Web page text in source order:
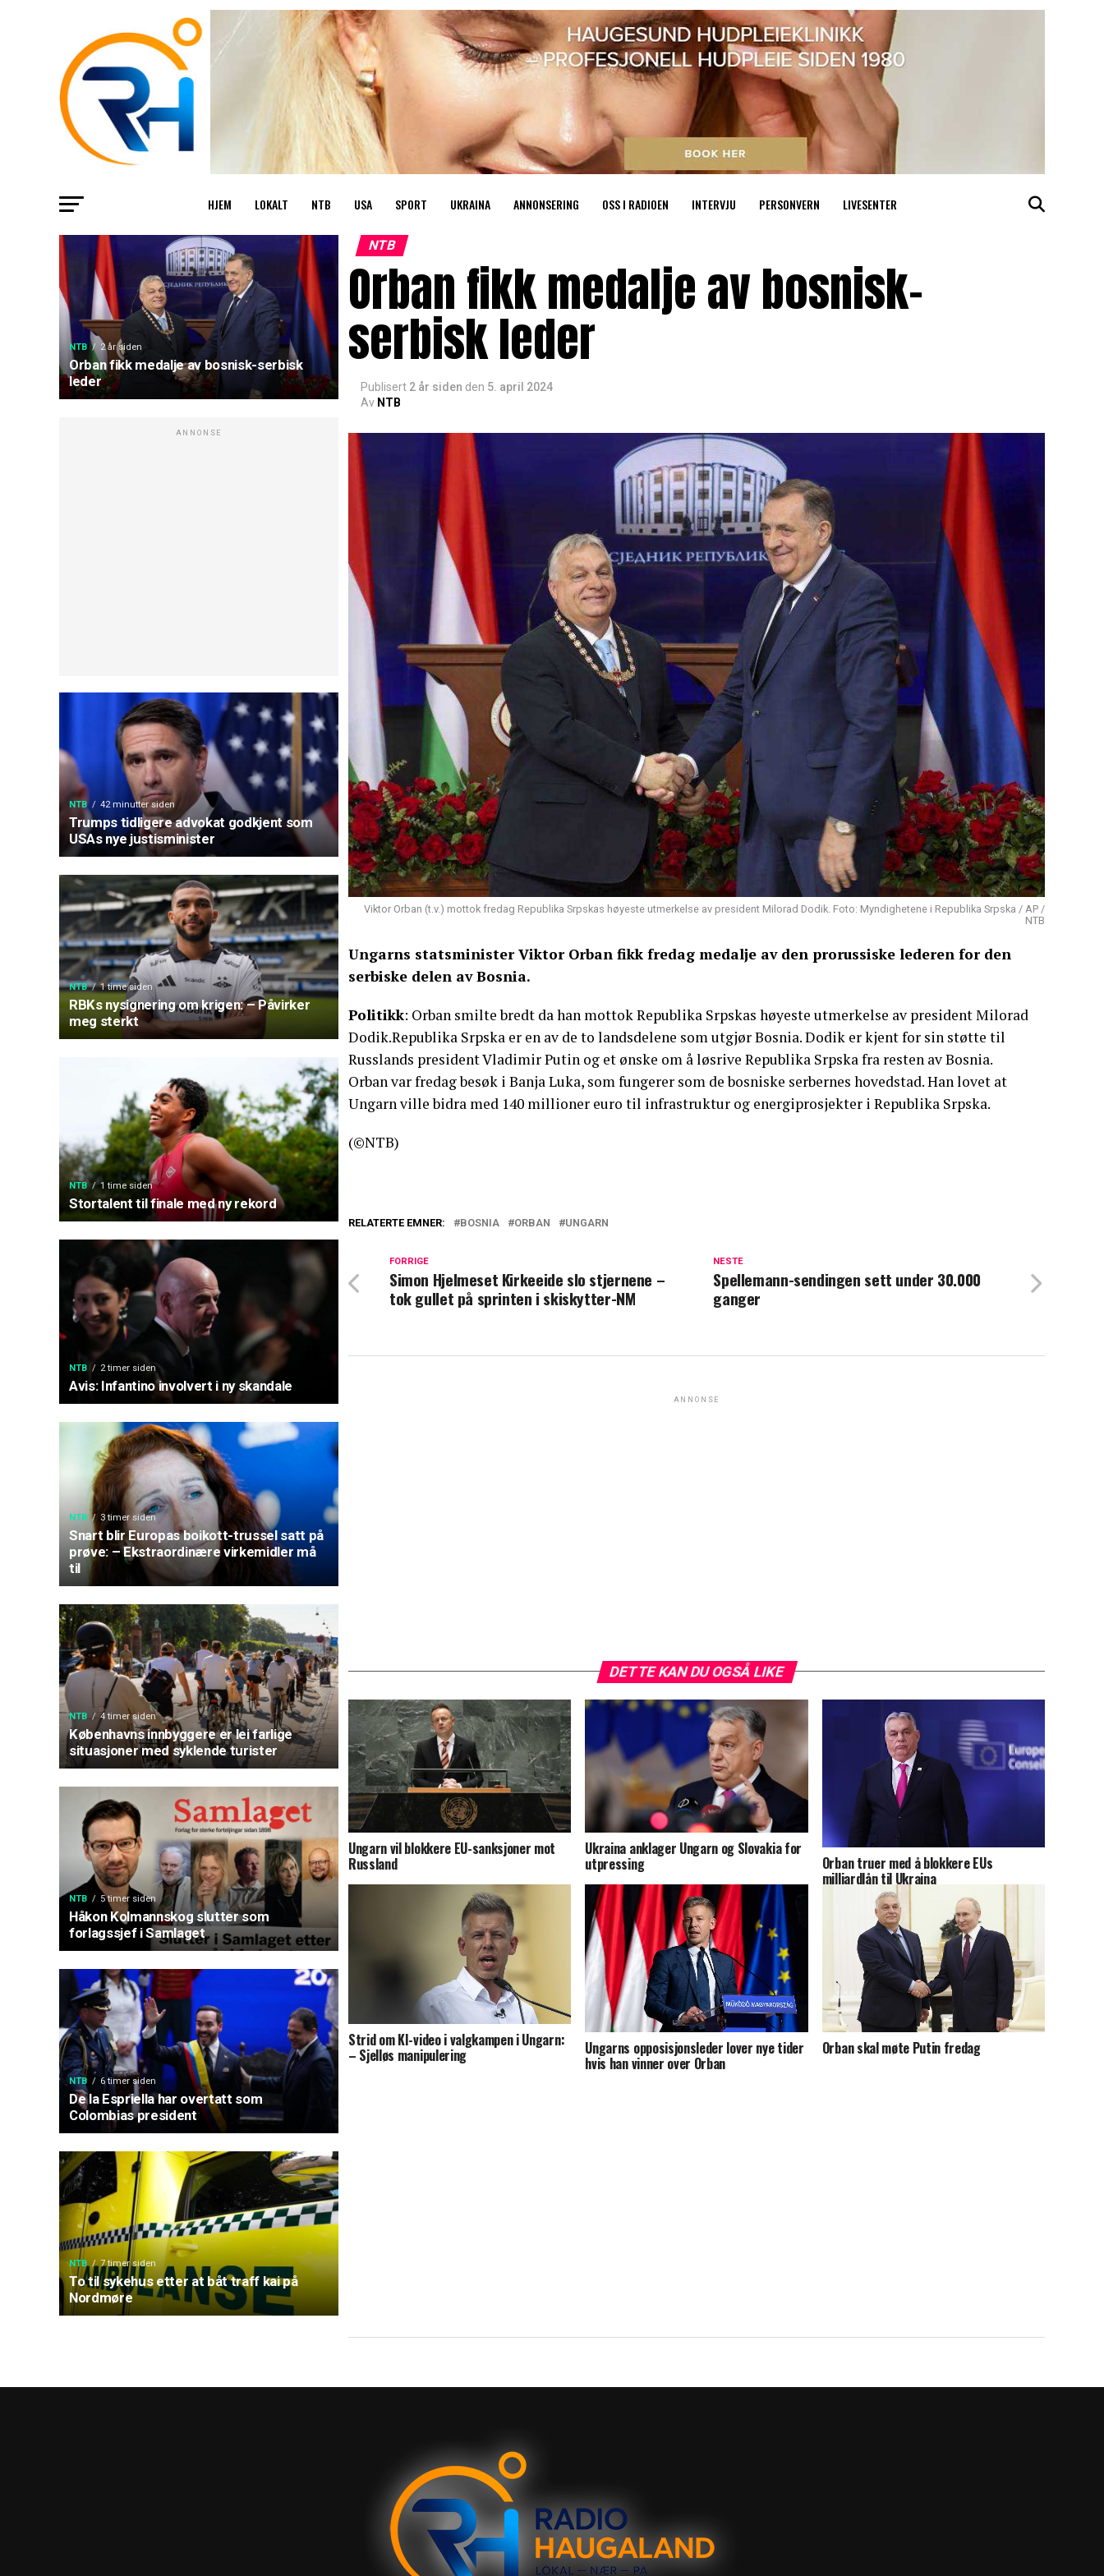
HJEM LOKALT NTB USA SPORT UKRAINA ANNONSERING OSS I RADIOEN INTERVJU PERSONVERN LIVESENTER
NTB 2 år siden
Orban fikk medalje av bosnisk-serbisk
leder
ANNONSE
NTB 42 minutter siden
Trumps tidligere advokat godkjent som
USAs nye justisminister
NTB 1 time siden
RBKs nysignering om krigen: – Påvirker
meg sterkt
NTB 1 time siden
Stortalent til finale med ny rekord
NTB 2 timer siden
Avis: Infantino involvert i ny skandale
NTB 3 timer siden
Snart blir Europas boikott-trussel satt på
prøve: – Ekstraordinære virkemidler må
til
NTB 4 timer siden
Københavns innbyggere er lei farlige
situasjoner med syklende turister
NTB 5 timer siden
Håkon Kolmannskog slutter som
forlagssjef i Samlaget
NTB 6 timer siden
De la Espriella har overtatt som
Colombias president
NTB 7 timer siden
To til sykehus etter at båt traff kai på
Nordmøre
NTB
Orban fikk medalje av bosnisk-
serbisk leder
Publisert 2 år siden den 5. april 2024
Av NTB
Viktor Orban (t.v.) mottok fredag Republika Srpskas høyeste utmerkelse av president Milorad Dodik. Foto: Myndighetene i Republika Srpska / AP /
NTB
Ungarns statsminister Viktor Orban fikk fredag medalje av den prorussiske lederen for den
serbiske delen av Bosnia.
Politikk: Orban smilte bredt da han mottok Republika Srpskas høyeste utmerkelse av president Milorad
Dodik.Republika Srpska er en av de to landsdelene som utgjør Bosnia. Dodik er kjent for sin støtte til
Russlands president Vladimir Putin og et ønske om å løsrive Republika Srpska fra resten av Bosnia.
Orban var fredag besøk i Banja Luka, som fungerer som de bosniske serbernes hovedstad. Han lovet at
Ungarn ville bidra med 140 millioner euro til infrastruktur og energiprosjekter i Republika Srpska.
(©NTB)
RELATERTE EMNER: BOSNIA ORBAN UNGARN
NESTE
Spellemann-sendingen sett under 30.000
ganger
FORRIGE
Simon Hjelmeset Kirkeeide slo stjernene –
tok gullet på sprinten i skiskytter-NM
ANNONSE
DETTE KAN DU OGSÅ LIKE
Ungarn vil blokkere EU-sanksjoner mot
Russland
Ukraina anklager Ungarn og Slovakia for
utpressing Orban truer med å blokkere EUs
milliardlån til Ukraina
Strid om KI-video i valgkampen i Ungarn:
– Sjelløs manipulering Ungarns opposisjonsleder lover nye tider
hvis han vinner over Orban
Orban skal møte Putin fredag